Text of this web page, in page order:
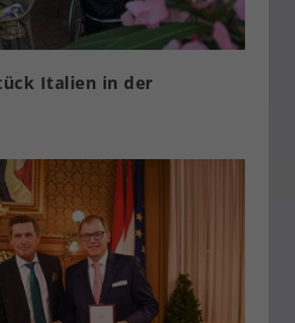
Italien in der